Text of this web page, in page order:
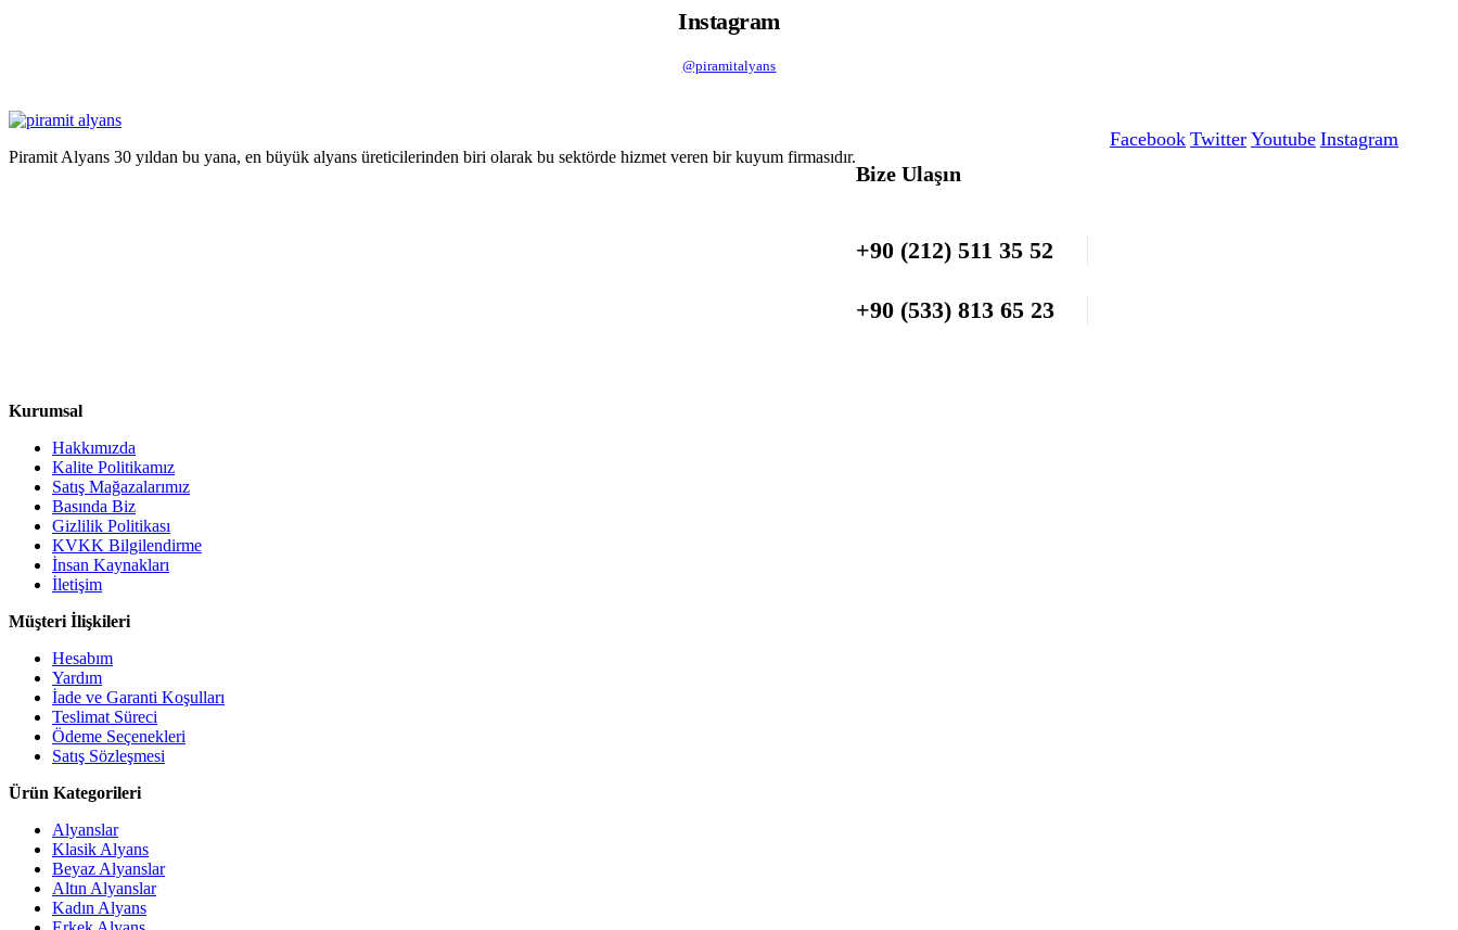
Instagram
@piramitalyans
Piramit Alyans 30 yıldan bu yana, en büyük alyans üreticilerinden biri olarak bu sektörde hizmet veren bir kuyum firmasıdır.
Bize Ulaşın
+90 (212) 511 35 52
+90 (533) 813 65 23
Facebook Twitter Youtube Instagram
Kurumsal
Hakkımızda
Kalite Politikamız
Satış Mağazalarımız
Basında Biz
Gizlilik Politikası
KVKK Bilgilendirme
İnsan Kaynakları
İletişim
Müşteri İlişkileri
Hesabım
Yardım
İade ve Garanti Koşulları
Teslimat Süreci
Ödeme Seçenekleri
Satış Sözleşmesi
Ürün Kategorileri
Alyanslar
Klasik Alyans
Beyaz Alyanslar
Altın Alyanslar
Kadın Alyans